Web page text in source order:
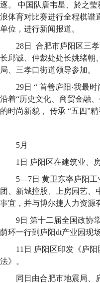
逐。 中国队唐韦星、於之
浪体育对比赛进行全程棋谱
单位，进行新闻报道。
28日 合肥市庐阳区三
长邱诚、仲裁处处长姚绪朝
局、三孝口街道领导参加。
29日 “ 首善庐阳·我最
沿着“历史文化、商贸金融
的时尚新貌， 传承 “五四”精
5月
1日 庐阳区在建筑业、
5—7日 黄卫东率庐阳工
团、新城控股、上房园艺、
事宜，并与博尔捷人力资源
9日 第十二届全国政协
荫环一行到庐阳dt产业园现
11日 庐阳区印发《庐
法》。
同日由合肥市地震局、